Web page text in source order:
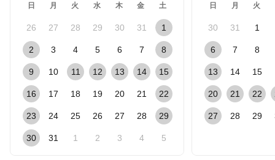
日 月 火 水 木 金 土
26 27 28 29 30 31 1
2 3 4 5 6 7 8
9 10 11 12 13 14 15
16 17 18 19 20 21 22
23 24 25 26 27 28 29
30 31 1 2 3 4 5
日 月 火
30 31 1
6 7 8
13 14 15
20 21 22
27 28 29